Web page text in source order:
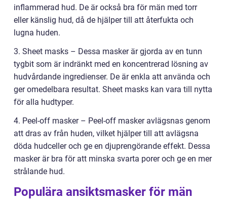
inflammerad hud. De är också bra för män med torr
eller känslig hud, då de hjälper till att återfukta och
lugna huden.
3. Sheet masks – Dessa masker är gjorda av en tunn
tygbit som är indränkt med en koncentrerad lösning av
hudvårdande ingredienser. De är enkla att använda och
ger omedelbara resultat. Sheet masks kan vara till nytta
för alla hudtyper.
4. Peel-off masker – Peel-off masker avlägsnas genom
att dras av från huden, vilket hjälper till att avlägsna
döda hudceller och ge en djuprengörande effekt. Dessa
masker är bra för att minska svarta porer och ge en mer
strålande hud.
Populära ansiktsmasker för män